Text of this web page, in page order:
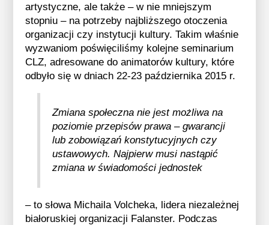
artystyczne, ale także – w nie mniejszym
stopniu – na potrzeby najbliższego otoczenia
organizacji czy instytucji kultury. Takim właśnie
wyzwaniom poświęciliśmy kolejne seminarium
CLZ, adresowane do animatorów kultury, które
odbyło się w dniach 22-23 października 2015 r.
Zmiana społeczna nie jest możliwa na
poziomie przepisów prawa – gwarancji
lub zobowiązań konstytucyjnych czy
ustawowych. Najpierw musi nastąpić
zmiana w świadomości jednostek
– to słowa Michaila Volcheka, lidera niezależnej
białoruskiej organizacji Falanster. Podczas